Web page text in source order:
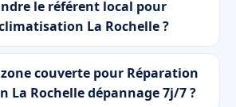
le référent local pour
La Rochelle ?
couverte pour Réparation
La Rochelle dépannage 7j/7 ?